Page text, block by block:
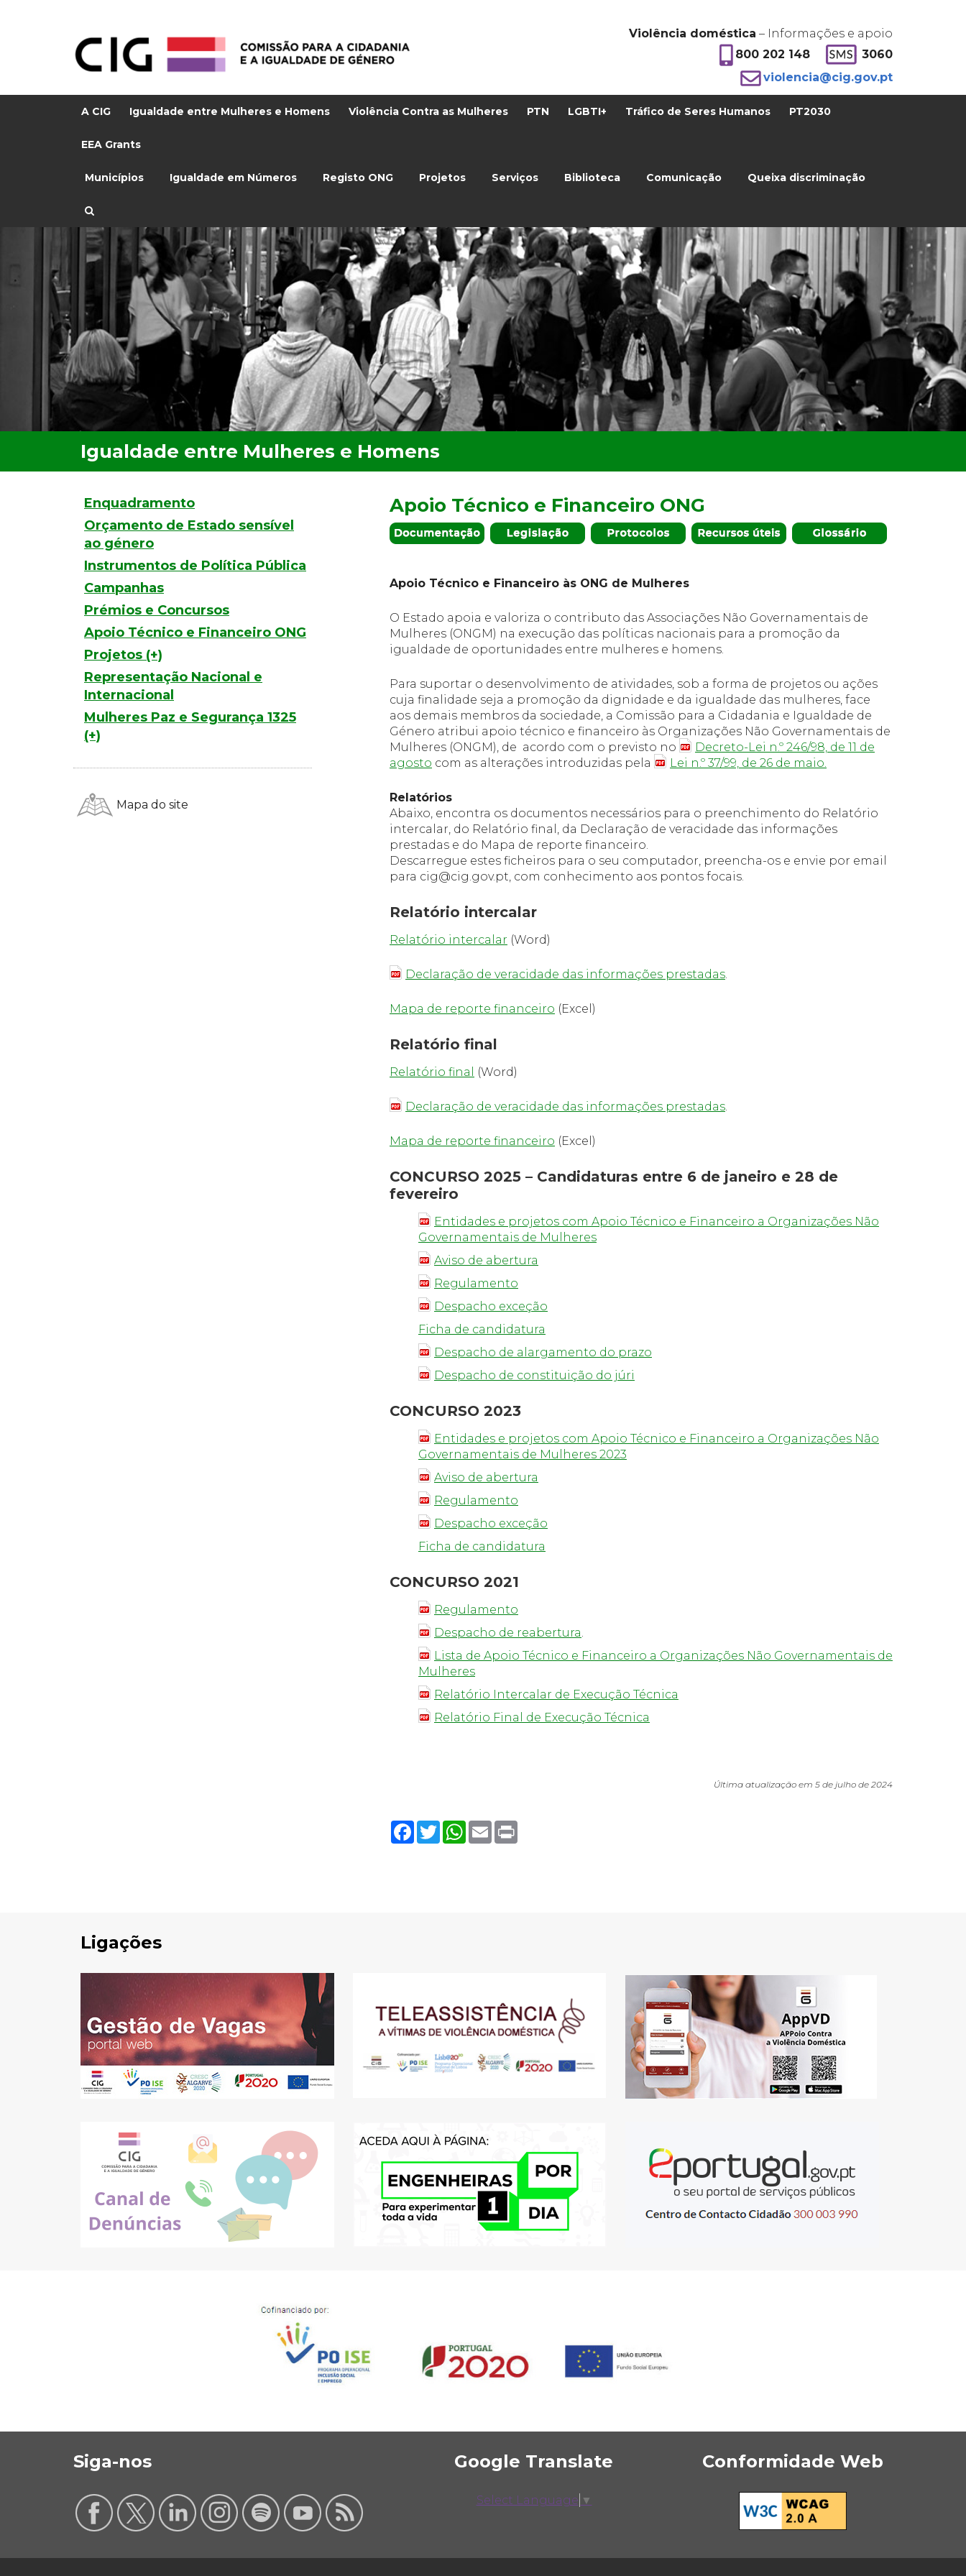
Violência doméstica – Informações e apoio
800 202 148
3060
violencia@cig.gov.pt
A CIG Igualdade entre Mulheres e Homens Violência Contra as Mulheres PTN LGBTI+ Tráfico de Seres Humanos PT2030
EEA Grants
Municípios Igualdade em Números Registo ONG Projetos Serviços Biblioteca Comunicação Queixa discriminação
Apoio Técnico e Financeiro ONG
Apoio Técnico e Financeiro às ONG de Mulheres
O Estado apoia e valoriza o contributo das Associações Não Governamentais de
Mulheres (ONGM) na execução das políticas nacionais para a promoção da
igualdade de oportunidades entre mulheres e homens.
Para suportar o desenvolvimento de atividades, sob a forma de projetos ou ações
cuja finalidade seja a promoção da dignidade e da igualdade das mulheres, face
aos demais membros da sociedade, a Comissão para a Cidadania e Igualdade de
Género atribui apoio técnico e financeiro às Organizações Não Governamentais de
Mulheres (ONGM), de acordo com o previsto no
Decreto-Lei n.º 246/98, de 11 de
agosto com as alterações introduzidas pela Lei n.º 37/99, de 26 de maio.
Relatórios
Abaixo, encontra os documentos necessários para o preenchimento do Relatório
intercalar, do Relatório final, da Declaração de veracidade das informações
prestadas e do Mapa de reporte financeiro.
Descarregue estes ficheiros para o seu computador, preencha-os e envie por email
para cig@cig.gov.pt, com conhecimento aos pontos focais.
Relatório intercalar
Relatório intercalar (Word)
Declaração de veracidade das informações prestadas.
Mapa de reporte financeiro (Excel)
Relatório final
Relatório final (Word)
Declaração de veracidade das informações prestadas.
Mapa de reporte financeiro (Excel)
CONCURSO 2025 – Candidaturas entre 6 de janeiro e 28 de
fevereiro
Entidades e projetos com Apoio Técnico e Financeiro a Organizações Não
Governamentais de Mulheres
Aviso de abertura
Regulamento
Despacho exceção
Ficha de candidatura
Despacho de alargamento do prazo
Despacho de constituição do júri
CONCURSO 2023
Entidades e projetos com Apoio Técnico e Financeiro a Organizações Não
Governamentais de Mulheres 2023
Aviso de abertura
Regulamento
Despacho exceção
Ficha de candidatura
CONCURSO 2021
Regulamento
Despacho de reabertura.
Lista de Apoio Técnico e Financeiro a Organizações Não Governamentais de
Mulheres
Relatório Intercalar de Execução Técnica
Relatório Final de Execução Técnica
Última atualização em 5 de julho de 2024
Facebook
TwitterWhatsApp
Email
Enquadramento
Orçamento de Estado sensível
ao género
Instrumentos de Política Pública
Campanhas
Prémios e Concursos
Apoio Técnico e Financeiro ONG
Projetos (+)
Representação Nacional e
Internacional
Mulheres Paz e Segurança 1325
(+)
Mapa do site
Ligações
Siga-nos Google Translate
Select Language ▼
Conformidade Web